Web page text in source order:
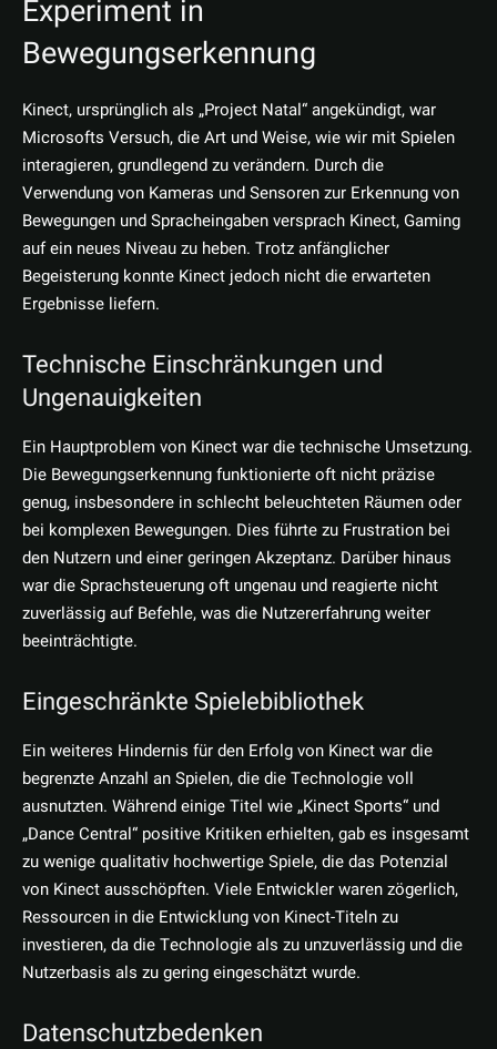
Experiment in
Bewegungserkennung
Kinect, ursprünglich als „Project Natal“ angekündigt, war
Microsofts Versuch, die Art und Weise, wie wir mit Spielen
interagieren, grundlegend zu verändern. Durch die
Verwendung von Kameras und Sensoren zur Erkennung von
Bewegungen und Spracheingaben versprach Kinect, Gaming
auf ein neues Niveau zu heben. Trotz anfänglicher
Begeisterung konnte Kinect jedoch nicht die erwarteten
Ergebnisse liefern.
Technische Einschränkungen und
Ungenauigkeiten
Ein Hauptproblem von Kinect war die technische Umsetzung.
Die Bewegungserkennung funktionierte oft nicht präzise
genug, insbesondere in schlecht beleuchteten Räumen oder
bei komplexen Bewegungen. Dies führte zu Frustration bei
den Nutzern und einer geringen Akzeptanz. Darüber hinaus
war die Sprachsteuerung oft ungenau und reagierte nicht
zuverlässig auf Befehle, was die Nutzererfahrung weiter
beeinträchtigte.
Eingeschränkte Spielebibliothek
Ein weiteres Hindernis für den Erfolg von Kinect war die
begrenzte Anzahl an Spielen, die die Technologie voll
ausnutzten. Während einige Titel wie „Kinect Sports“ und
„Dance Central“ positive Kritiken erhielten, gab es insgesamt
zu wenige qualitativ hochwertige Spiele, die das Potenzial
von Kinect ausschöpften. Viele Entwickler waren zögerlich,
Ressourcen in die Entwicklung von Kinect-Titeln zu
investieren, da die Technologie als zu unzuverlässig und die
Nutzerbasis als zu gering eingeschätzt wurde.
Datenschutzbedenken